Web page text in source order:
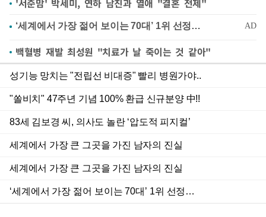
백혈병 재발 최성원 "치료가 날 죽이는 것 같아"